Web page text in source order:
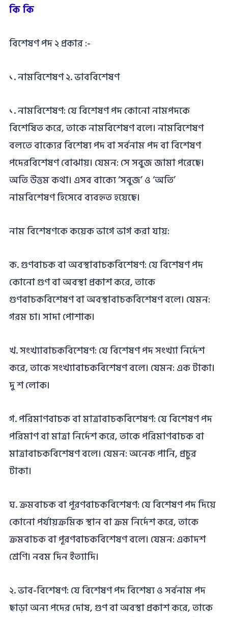
কি কি
বিশেষণ পদ ২ প্রকার :-
১. নামবিশেষণ ২. ভাববিশেষণ
১. নামবিশেষণ: যে বিশেষণ পদ কোনো নামপদকে
বিশেষিত করে, তাকে নামবিশেষণ বলে। নামবিশেষণ
বলতে বাক্যের বিশেষ্য পদ বা সর্বনাম পদ বা বিশেষণ
পদেরবিশেষণ বোঝায়। যেমন: সে সবুজ জামা পরেছে।
অতি উত্তম কথা। এসব বাক্যে ‘সবুজ’ ও ‘অতি’
নামবিশেষণ হিসেবে ব্যবহৃত হয়েছে।
নাম বিশেষণকে কয়েক ভাগে ভাগ করা যায়:
ক. গুণবাচক বা অবস্থাবাচকবিশেষণ: যে বিশেষণ পদ
কোনো গুণ বা অবস্থা প্রকাশ করে, তাকে
গুণবাচকবিশেষণ বা অবস্থাবাচকবিশেষণ বলে। যেমন:
গরম চা। সাদা পোশাক।
খ. সংখ্যাবাচকবিশেষণ: যে বিশেষণ পদ সংখ্যা নির্দেশ
করে, তাকে সংখ্যাবাচকবিশেষণ বলে। যেমন: এক টাকা।
দু শ লোক।
গ. পরিমাণবাচক বা মাত্রাবাচকবিশেষণ: যে বিশেষণ পদ
পরিমাণ বা মাত্রা নির্দেশ করে, তাকে পরিমাণবাচক বা
মাত্রাবাচকবিশেষণ বলে। যেমন: অনেক পানি, প্রচুর
টাকা।
ঘ. ক্রমবাচক বা পূরণবাচকবিশেষণ: যে বিশেষণ পদ দিয়ে
কোনো পর্যায়ক্রমিক স্থান বা ক্রম নির্দেশ করে, তাকে
ক্রমবাচক বা পূরণবাচকবিশেষণ বলে। যেমন: একাদশ
শ্রেণি। নবম দিন ইত্যাদি।
২. ভাব-বিশেষণ: যে বিশেষণ পদ বিশেষ্য ও সর্বনাম পদ
ছাড়া অন্য পদের দোষ, গুণ বা অবস্থা প্রকাশ করে, তাকে